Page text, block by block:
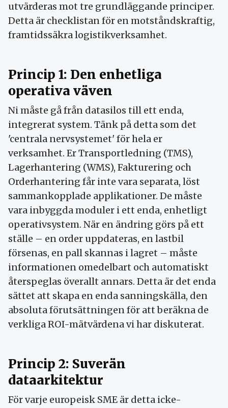
utvärderas mot tre grundläggande principer.
Detta är checklistan för en motståndskraftig,
framtidssäkra logistikverksamhet.
Princip 1: Den enhetliga
operativa väven
Ni måste gå från datasilos till ett enda,
integrerat system. Tänk på detta som det
'centrala nervsystemet' för hela er
verksamhet. Er Transportledning (TMS),
Lagerhantering (WMS), Fakturering och
Orderhantering får inte vara separata, löst
sammankopplade applikationer. De måste
vara inbyggda moduler i ett enda, enhetligt
operativsystem. När en ändring görs på ett
ställe – en order uppdateras, en lastbil
försenas, en pall skannas i lagret – måste
informationen omedelbart och automatiskt
återspeglas överallt annars. Detta är det enda
sättet att skapa en enda sanningskälla, den
absoluta förutsättningen för att beräkna de
verkliga ROI-mätvärdena vi har diskuterat.
Princip 2: Suverän
dataarkitektur
För varje europeisk SME är detta icke-